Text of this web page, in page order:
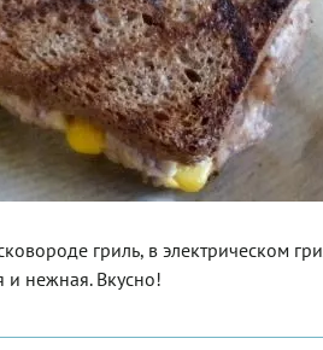
гриль, в электрическом
и нежная. Вкусно!